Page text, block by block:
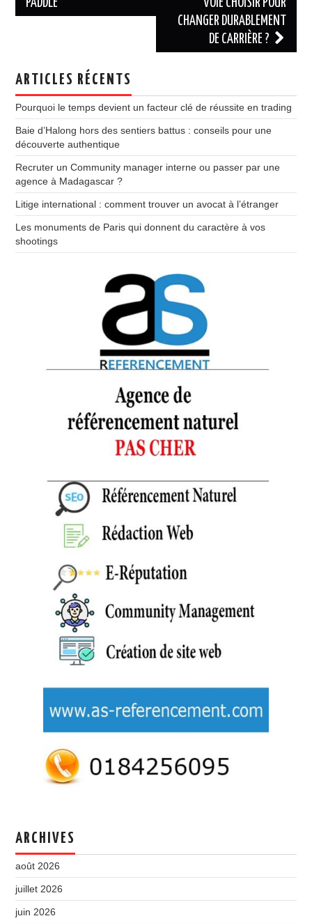
articles
PADDLE
VOIE CHOISIR POUR
CHANGER DURABLEMENT
DE CARRIÈRE ?
ARTICLES RÉCENTS
Pourquoi le temps devient un facteur clé de réussite en trading
Baie d’Halong hors des sentiers battus : conseils pour une
découverte authentique
Recruter un Community manager interne ou passer par une
agence à Madagascar ?
Litige international : comment trouver un avocat à l’étranger
Les monuments de Paris qui donnent du caractère à vos
shootings
ARCHIVES
août 2026
juillet 2026
juin 2026